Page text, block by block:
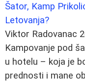
Šator, Kamp
Letovanja?
Viktor Radovanac
Kampovanje pod
u hotelu – koja je
prednosti i mane